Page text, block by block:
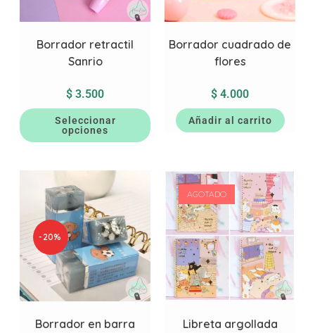
Borrador retractil
Sanrio
$ 3.500
Seleccionar
opciones
Borrador cuadrado de
flores
$ 4.000
Añadir al carrito
-20%
Borrador en barra
AGOTADO
Libreta argollada